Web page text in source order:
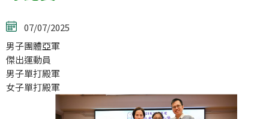
07/07/2025
男子團體亞軍
傑出運動員
男子單打殿軍
女子單打殿軍